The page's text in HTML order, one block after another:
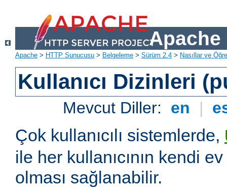
Apache
Apache > HTTP Sunucusu > Belgeleme > Sürüm 2.4 > Nasıllar ve
Kullanıcı Dizinleri
Mevcut Diller: en |
Çok kullanıcılı sistemlerde,
ile her kullanıcının kendi
olması sağlanabilir.